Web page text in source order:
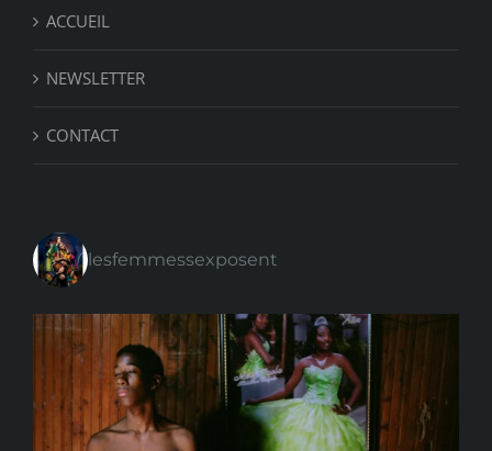
ACCUEIL
NEWSLETTER
CONTACT
lesfemmessexposent